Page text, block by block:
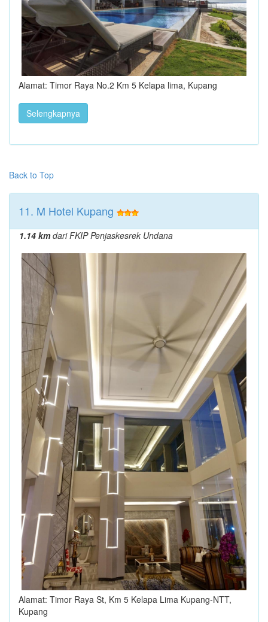
Alamat: Timor Raya No.2 Km 5 Kelapa lima, Kupang
Selengkapnya
Back to Top
11. M Hotel Kupang
1.14 kmdari FKIP Penjaskesrek Undana
Alamat: Timor Raya St, Km 5 Kelapa Lima Kupang-NTT,
Kupang